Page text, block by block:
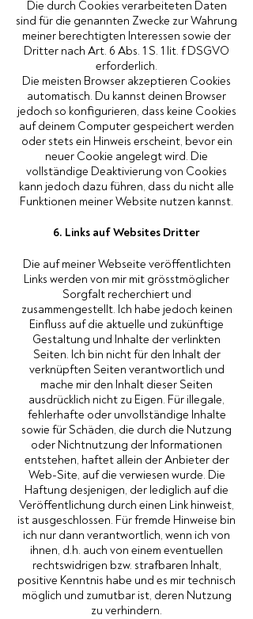
Die durch Cookies verarbeiteten Daten
sind für die genannten Zwecke zur Wahrung
meiner berechtigten Interessen sowie der
Dritter nach Art. 6 Abs. 1 S. 1 lit. f DSGVO
erforderlich.
Die meisten Browser akzeptieren Cookies
automatisch. Du kannst deinen Browser
jedoch so konfigurieren, dass keine Cookies
auf deinem Computer gespeichert werden
oder stets ein Hinweis erscheint, bevor ein
neuer Cookie angelegt wird. Die
vollständige Deaktivierung von Cookies
kann jedoch dazu führen, dass du nicht alle
Funktionen meiner Website nutzen kannst.
6. Links auf Websites Dritter
Die auf meiner Webseite veröffentlichten
Links werden von mir mit grösstmöglicher
Sorgfalt recherchiert und
zusammengestellt. Ich habe jedoch keinen
Einfluss auf die aktuelle und zukünftige
Gestaltung und Inhalte der verlinkten
Seiten. Ich bin nicht für den Inhalt der
verknüpften Seiten verantwortlich und
mache mir den Inhalt dieser Seiten
ausdrücklich nicht zu Eigen. Für illegale,
fehlerhafte oder unvollständige Inhalte
sowie für Schäden, die durch die Nutzung
oder Nichtnutzung der Informationen
entstehen, haftet allein der Anbieter der
Web-Site, auf die verwiesen wurde. Die
Haftung desjenigen, der lediglich auf die
Veröffentlichung durch einen Link hinweist,
ist ausgeschlossen. Für fremde Hinweise bin
ich nur dann verantwortlich, wenn ich von
ihnen, d.h. auch von einem eventuellen
rechtswidrigen bzw. strafbaren Inhalt,
positive Kenntnis habe und es mir technisch
möglich und zumutbar ist, deren Nutzung
zu verhindern.